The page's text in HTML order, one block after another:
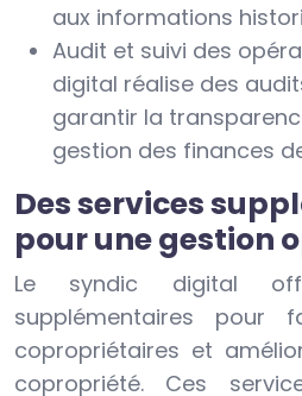
aux informations
Audit et suivi des
digital réalise des
garantir la
gestion des finances
Des services
pour une gestion
Le syndic digital
supplémentaires pour
copropriétaires et
copropriété. Ces